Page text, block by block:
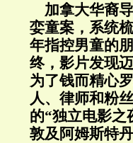
加拿大华裔
娈童案，系统
年指控男童的
终，影片发现
为了钱而精心
人、律师和粉
的“独立电影之
敦及阿姆斯特